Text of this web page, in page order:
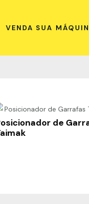
VENDA SUA
de